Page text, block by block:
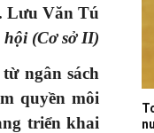
Tú
(Cơ sở II)
ngân sách
quyền môi
triển khai